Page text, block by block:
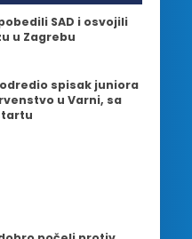
SAD i osvojili
u Zagrebu
spisak juniora
u Varni, sa